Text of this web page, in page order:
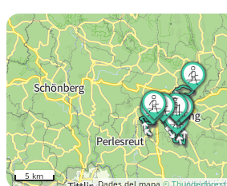
Dades del mapa© Thunderforest
5 km